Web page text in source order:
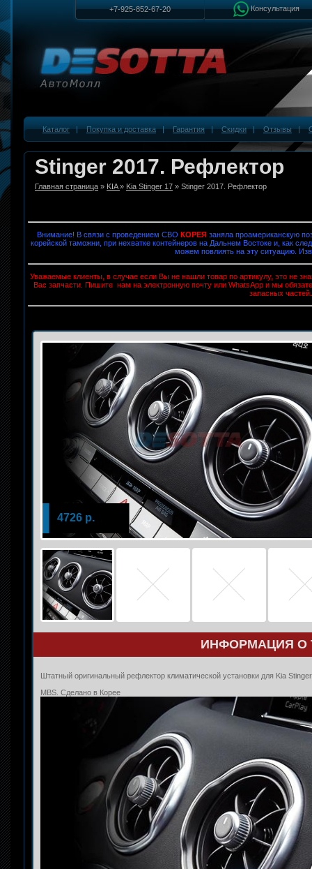
+7-925-852-67-20 Консультация
Каталог|Покупка и доставка|Гарантия|Скидки|Отзывы|
Stinger 2017. Рефлектор
Главная страница » KIA» Kia Stinger 17 » Stinger 2017. Рефлектор
Внимание! В связи с проведением СВО КОРЕЯзаняла проамериканскую
корейской таможни, при нехватке контейнеров на Дальнем Востоке и, как
можем повлиять на эту ситуацию.
Уважаемые клиенты, в случае если Вы не нашли товар по артикулу, это не
Вас запчасти. Пишите нам на электронную почту или WhatsApp и мы
запасных частей.
4726 р.
ИНФОРМАЦИЯ О
Штатный оригинальный рефлектор климатической установки для Kia
MBS. Сделано в Корее